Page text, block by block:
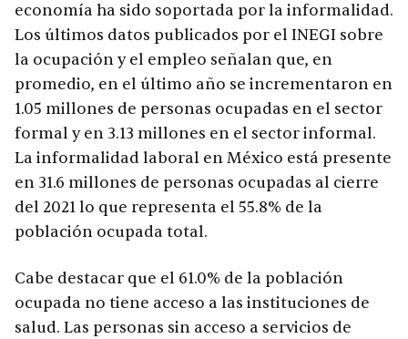
economía ha sido soportada por la informalidad.
Los últimos datos publicados por el INEGI sobre
la ocupación y el empleo señalan que, en
promedio, en el último año se incrementaron en
1.05 millones de personas ocupadas en el sector
formal y en 3.13 millones en el sector informal.
La informalidad laboral en México está presente
en 31.6 millones de personas ocupadas al cierre
del 2021 lo que representa el 55.8% de la
población ocupada total.
Cabe destacar que el 61.0% de la población
ocupada no tiene acceso a las instituciones de
salud. Las personas sin acceso a servicios de